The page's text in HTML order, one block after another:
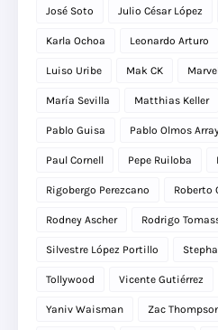
José Soto Julio César López
Karla Ochoa Leonardo Arturo
Luiso Uribe Mak CK
María Sevilla Matthias Keller
Pablo Guisa Pablo Olmos
Paul Cornell Pepe Ruiloba
Rigobergo Perezcano Roberto
Rodney Ascher Rodrigo
Silvestre López Portillo
Tollywood Vicente Gutiérrez
Yaniv Waisman Zac